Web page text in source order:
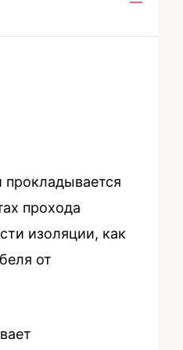
прокладывается
прохода
изоляции, как
от